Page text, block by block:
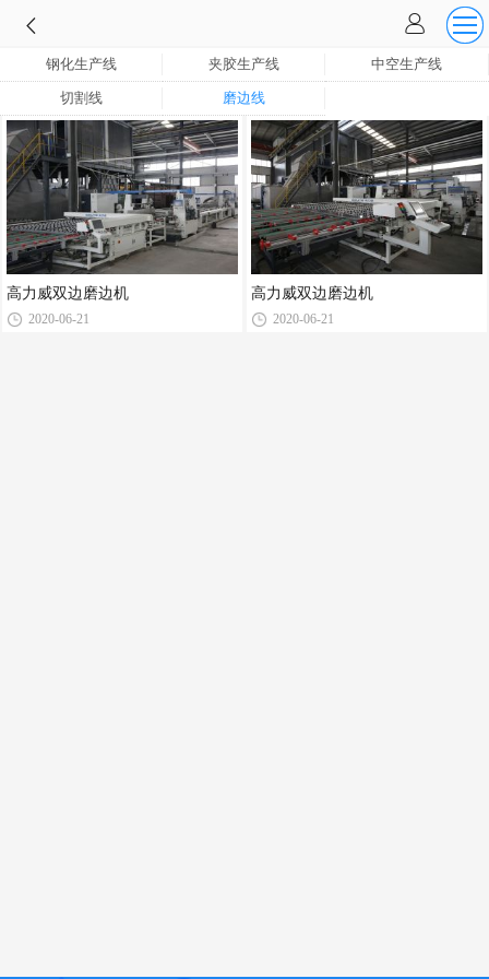
钢化生产线 夹胶生产线 中空生产线
切割线 磨边线
高力威双边磨边机
2020-06-21
高力威双边磨边机
2020-06-21